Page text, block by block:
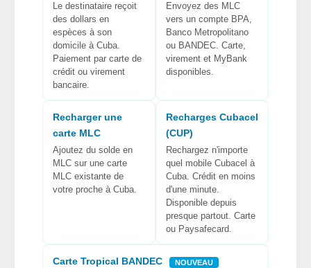
Le destinataire reçoit
des dollars en
espèces à son
domicile à Cuba.
Paiement par carte de
crédit ou virement
bancaire.
Envoyez des MLC
vers un compte BPA,
Banco Metropolitano
ou BANDEC. Carte,
virement et MyBank
disponibles.
Recharger une
carte MLC
Ajoutez du solde en
MLC sur une carte
MLC existante de
votre proche à Cuba.
Recharges Cubacel
(CUP)
Rechargez n'importe
quel mobile Cubacel à
Cuba. Crédit en moins
d'une minute.
Disponible depuis
presque partout. Carte
ou Paysafecard.
Carte Tropical BANDEC NOUVEAU